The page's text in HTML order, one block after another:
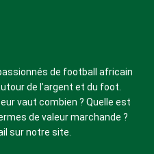
de football africain
de l’argent et du foot.
vaut combien ? Quelle est
de valeur marchande ?
sur notre site.